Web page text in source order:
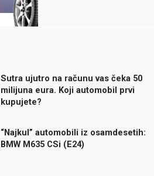
Sutra ujutro na računu vas čeka 50
milijuna eura. Koji automobil prvi
kupujete?
“Najkul” automobili iz osamdesetih:
BMW M635 CSi (E24)